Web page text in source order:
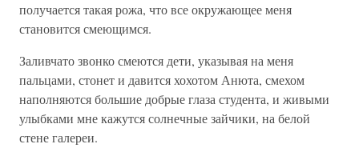
получается такая рожа, что все окружающее меня
становится смеющимся.
Заливчато звонко смеются дети, указывая на меня
пальцами, стонет и давится хохотом Анюта, смехом
наполняются большие добрые глаза студента, и живыми
улыбками мне кажутся солнечные зайчики, на белой
стене галереи.